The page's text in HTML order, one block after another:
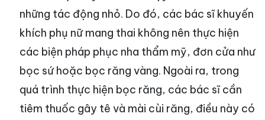
những tác động nhỏ. Do đó, các bác sĩ khuyến
khích phụ nữ mang thai không nên thực hiện
các biện pháp phục nha thẩm mỹ, đơn cửa như
bọc sứ hoặc bọc răng vàng. Ngoài ra, trong
quá trình thực hiện bọc răng, các bác sĩ cần
tiêm thuốc gây tê và mài cùi răng, điều này có